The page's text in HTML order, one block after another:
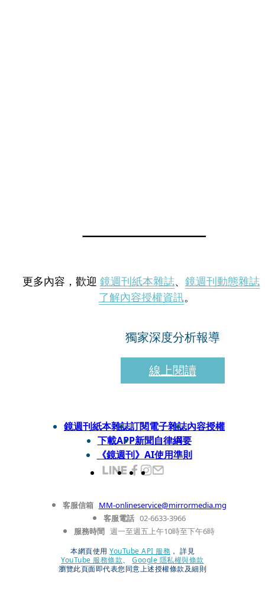
更多內容，歡迎 鏡週刊紙本雜誌、 鏡週刊動態雜誌
了解內容授權資訊。
獨家深度分析報導
線上閱讀
鏡週刊紙本雜誌訂閱電子雜誌內容授權
下載APP新聞自律綱要
《鏡週刊》AI使用準則
客服信箱 MM-onlineservice@mirrormedia.mg
客服電話 02-6633-3966
服務時間 週一至週五上午10時至下午6時
本網頁使用 YouTube API 服務 ， 詳見
YouTube 服務條款、
Google 隱私權與條款
瀏覽此頁面即代表您同意上述授權條款及細則